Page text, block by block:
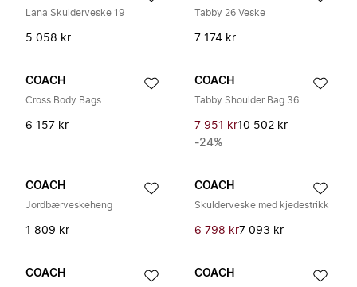
Lana Skulderveske 19
5 058 kr
Tabby 26 Veske
7 174 kr
COACH
Cross Body Bags
6 157 kr
COACH
Tabby Shoulder Bag 36
7 951 kr10 502 kr
-24%
COACH
Jordbærveskeheng
1 809 kr
COACH
Skulderveske med kjedestrikk
6 798 kr7 093 kr
COACH COACH